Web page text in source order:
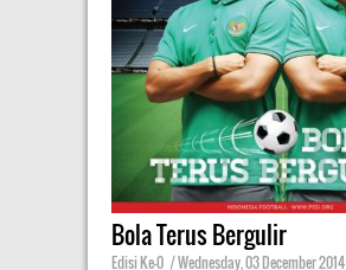
Bola Terus Bergulir
Edisi Ke-0 | Wednesday, 03 December 2014